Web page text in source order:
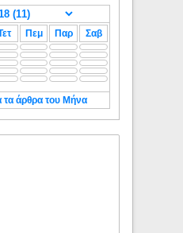
Πεμ Παρ Σαβ
τα άρθρα του Μήνα